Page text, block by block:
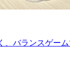
バランスゲー